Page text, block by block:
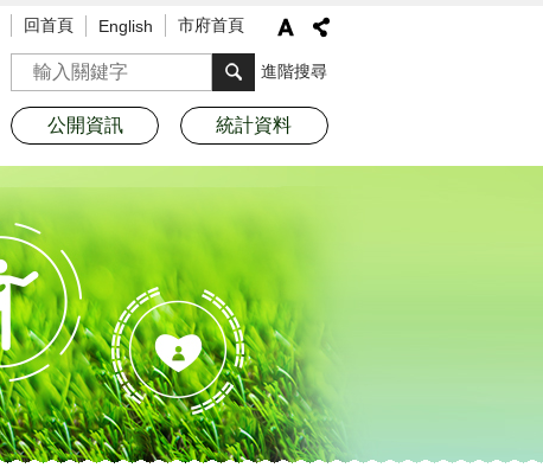
回首頁 English 市府首頁
搜尋 進階搜尋
公開資訊 統計資料